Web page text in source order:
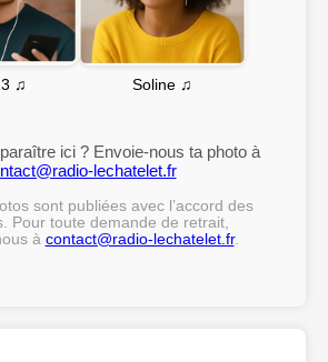
♫ Soline ♫
ici ? Envoie-nous ta photo à
lechatelet.fr
sont publiées avec l’accord des
Pour toute demande de retrait,
à contact@radio-lechatelet.fr.